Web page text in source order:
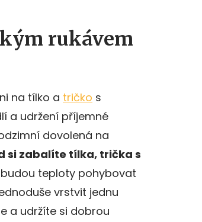
rukávem
na tílko a tričko s
a udržení příjemné
dovolená na
si zabalíte tílka, trička s
budou teploty pohybovat
vrstvit jednu
a udržíte si dobrou